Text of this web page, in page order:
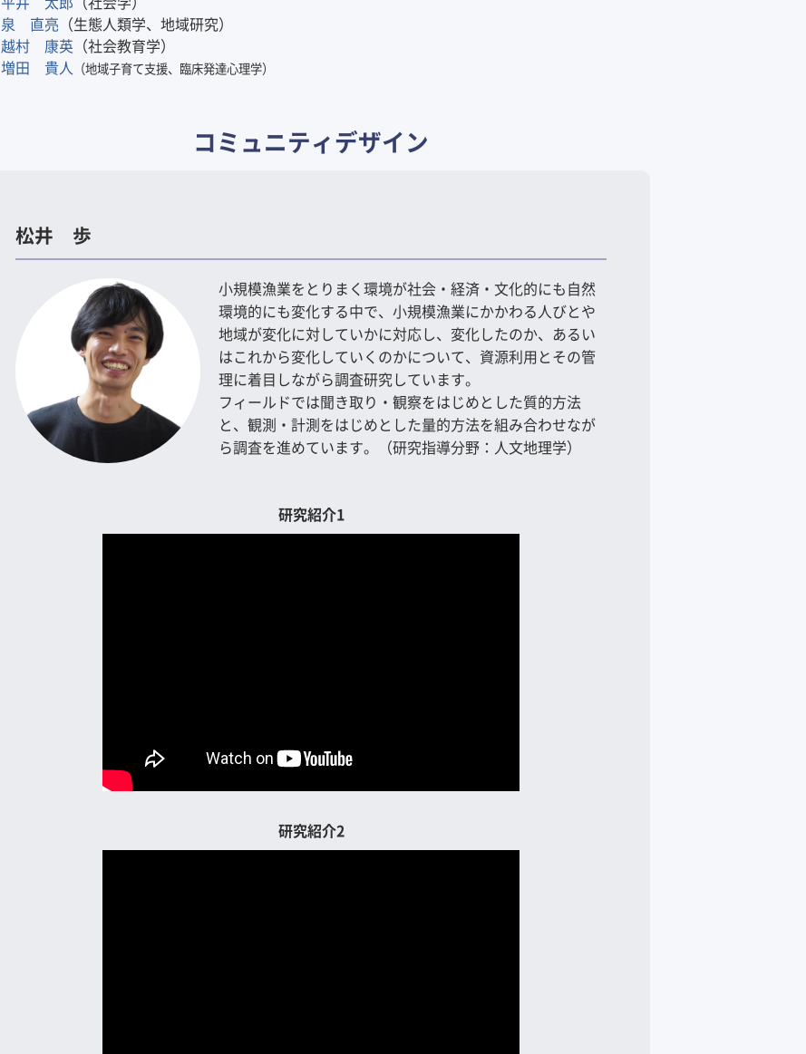
平井 太郎 （社会学）
泉 直亮 （生態人類学、地域研究）
越村 康英 （社会教育学）
増田 貴人
（地域子育て支援、臨床発達心理学）
コミュニティデザイン
松井 歩
小規模漁業をとりまく環境が社会・経済・文化的にも自然
環境的にも変化する中で、小規模漁業にかかわる人びとや
地域が変化に対していかに対応し、変化したのか、あるい
はこれから変化していくのかについて、資源利用とその管
理に着目しながら調査研究しています。
フィールドでは聞き取り・観察をはじめとした質的方法
と、観測・計測をはじめとした量的方法を組み合わせなが
ら調査を進めています。（研究指導分野：人文地理学）
研究紹介1
研究紹介2